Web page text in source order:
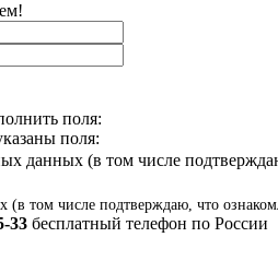
поля:
поля:
данных (в том числе
(в том числе подтверждаю, что
33 бесплатный телефон по России